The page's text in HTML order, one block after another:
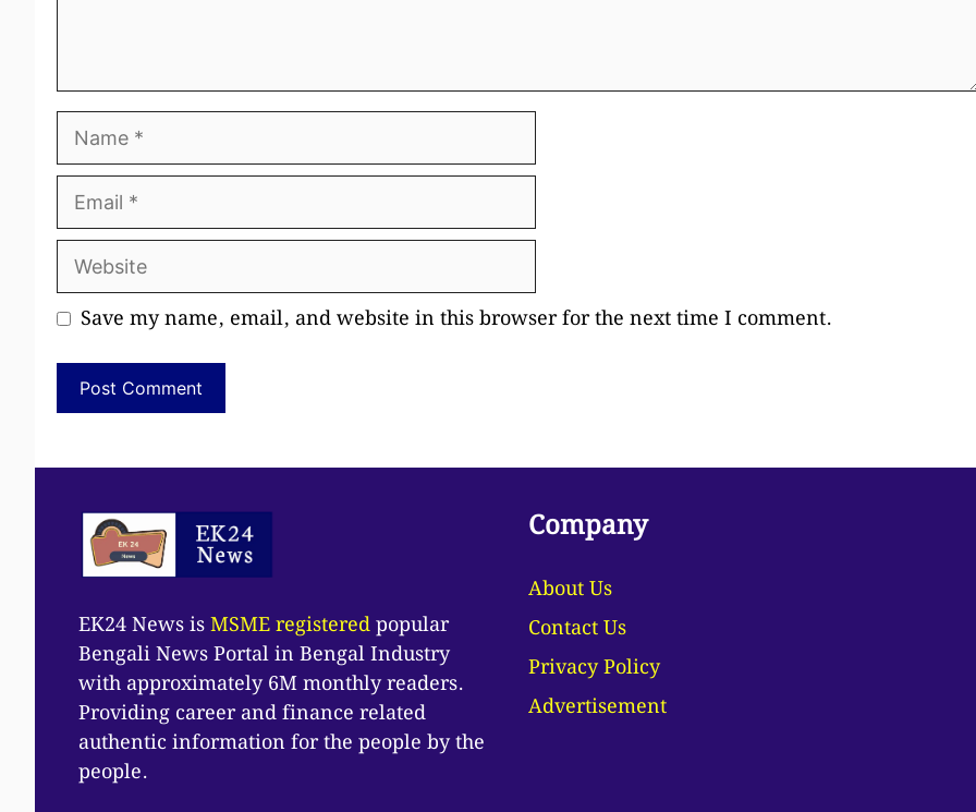
Name
Email
Website
Save my name, email, and website in this browser for the next time I comment.
EK24 News isMSME registeredpopular
Bengali News Portal in Bengal Industry
with approximately 6M monthly readers.
Providing career and finance related
authentic information for the people by the
people.
Company
About Us
Contact Us
Privacy Policy
Advertisement